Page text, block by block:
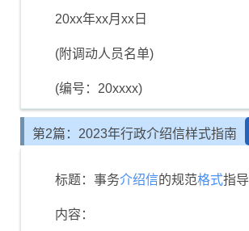
20xx年xx月xx日
(附调动人员名单)
(编号：20xxxx)
第2篇：2023年行政介绍信样式指南
标题：事务介绍信的规范格式指导
内容：